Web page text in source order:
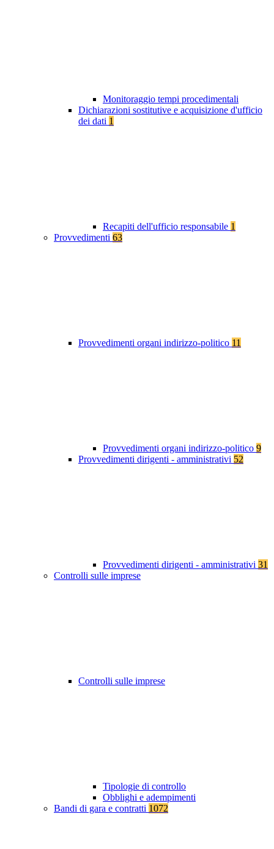
Monitoraggio tempi procedimentali
Dichiarazioni sostitutive e acquisizione d'ufficio
dei dati 1
Recapiti dell'ufficio responsabile 1
Provvedimenti 63
Provvedimenti organi indirizzo-politico 11
Provvedimenti organi indirizzo-politico 9
Provvedimenti dirigenti - amministrativi 52
Provvedimenti dirigenti - amministrativi 31
Controlli sulle imprese
Controlli sulle imprese
Tipologie di controllo
Obblighi e adempimenti
Bandi di gara e contratti 1072